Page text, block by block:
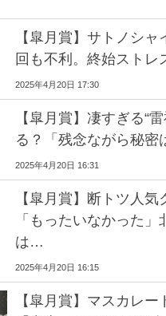
【皐月賞】サトノシ
回も不利。終始ストレ
2025年4月20日 17:30
【皐月賞】凄すぎる“
る？「残念ながら秘密
2025年4月20日 16:31
【皐月賞】断トツ人
「もったいなかった
は…
2025年4月20日 16:15
【皐月賞】マスカレ